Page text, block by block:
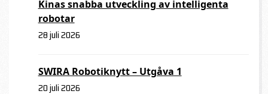
Kinas snabba utveckling av intelligenta
robotar
28 juli 2026
SWIRA Robotiknytt – Utgåva 1
20 juli 2026